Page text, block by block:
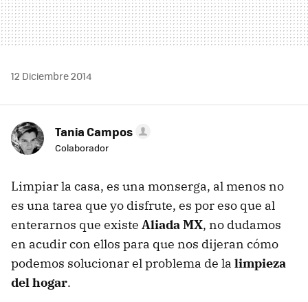
12 Diciembre 2014
Tania Campos
Colaborador
Limpiar la casa, es una monserga, al menos no
es una tarea que yo disfrute, es por eso que al
enterarnos que existe Aliada MX, no dudamos
en acudir con ellos para que nos dijeran cómo
podemos solucionar el problema de la limpieza
del hogar.